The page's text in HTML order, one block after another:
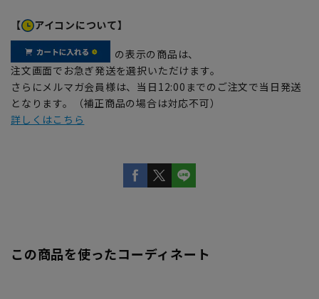
【 アイコンについて】
の表示の商品は、
注文画面でお急ぎ発送を選択いただけます。
さらにメルマガ会員様は、当日12:00までのご注文で当日発送
となります。（補正商品の場合は対応不可）
詳しくはこちら
この商品を使ったコーディネート